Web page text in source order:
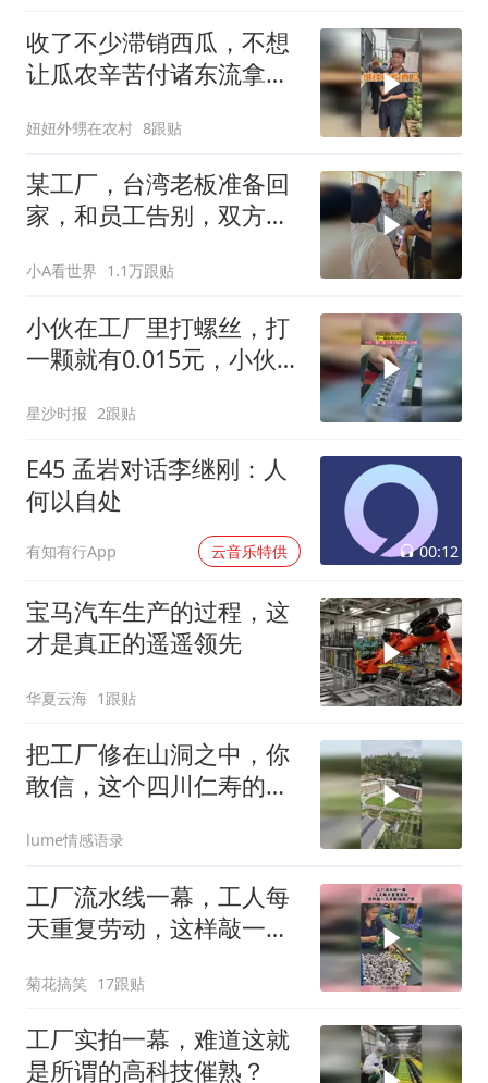
收了不少滞销西瓜，不想
让瓜农辛苦付诸东流拿来
的工厂，厂长也是个实在
人。也在大批量收瓜农的
西瓜。原来大家都在
妞妞外甥在农村 8跟贴
某工厂，台湾老板准备回
家，和员工告别，双方依
小A看世界 1.1万跟贴
小伙在工厂里打螺丝，打
一颗就有0.015元，小伙：
呢
星沙时报 2跟贴
E45 孟岩对话李继刚：人
何以自处
有知有行App 云音乐特供 00:12
宝马汽车生产的过程，这
才是真正的遥遥领先
华夏云海 1跟贴
把工厂修在山洞之中，你
敢信，这个四川仁寿的工
lume情感语录
工厂流水线一幕，工人每
天重复劳动，这样敲一天
菊花搞笑 17跟贴
工厂实拍一幕，难道这就
是所谓的高科技催熟？